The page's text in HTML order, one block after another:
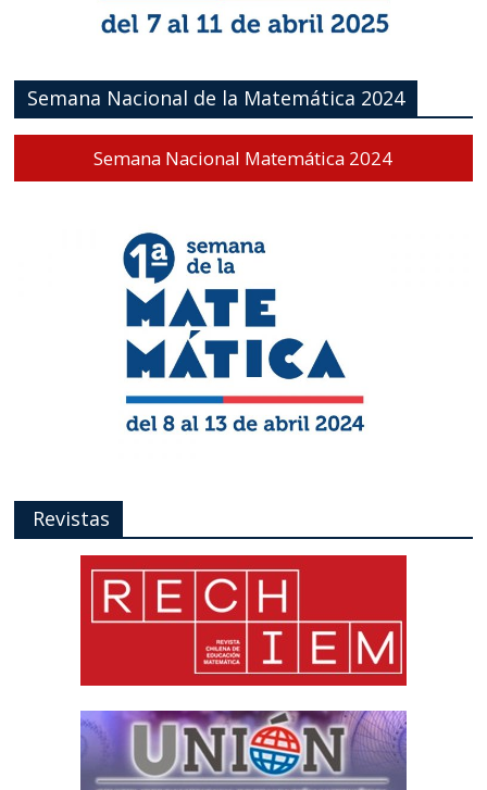
Semana Nacional de la Matemática 2024
Semana Nacional Matemática 2024
Revistas